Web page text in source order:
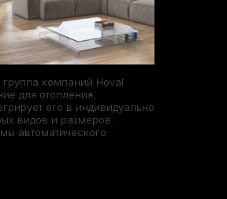
компаний Hoval
для отопления,
его в индивидуально
видов и размеров.
автоматического